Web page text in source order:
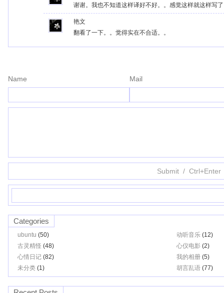
谢谢。我也不知道这样译好不好。。感觉这样就这样写
艳文
翻看了一下。。觉得实在不合适。。
Name Mail
Categories
ubuntu (50) 动听音乐(12)
古灵精怪 (48) 心仪电影(2)
心情日记 (82) 我的相册(5)
未分类 (1) 胡言乱语(77)